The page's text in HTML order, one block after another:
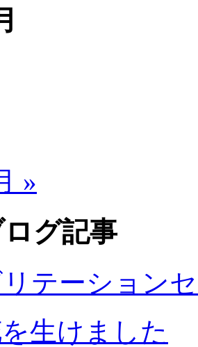
»
グ記事
リテーション
生けました